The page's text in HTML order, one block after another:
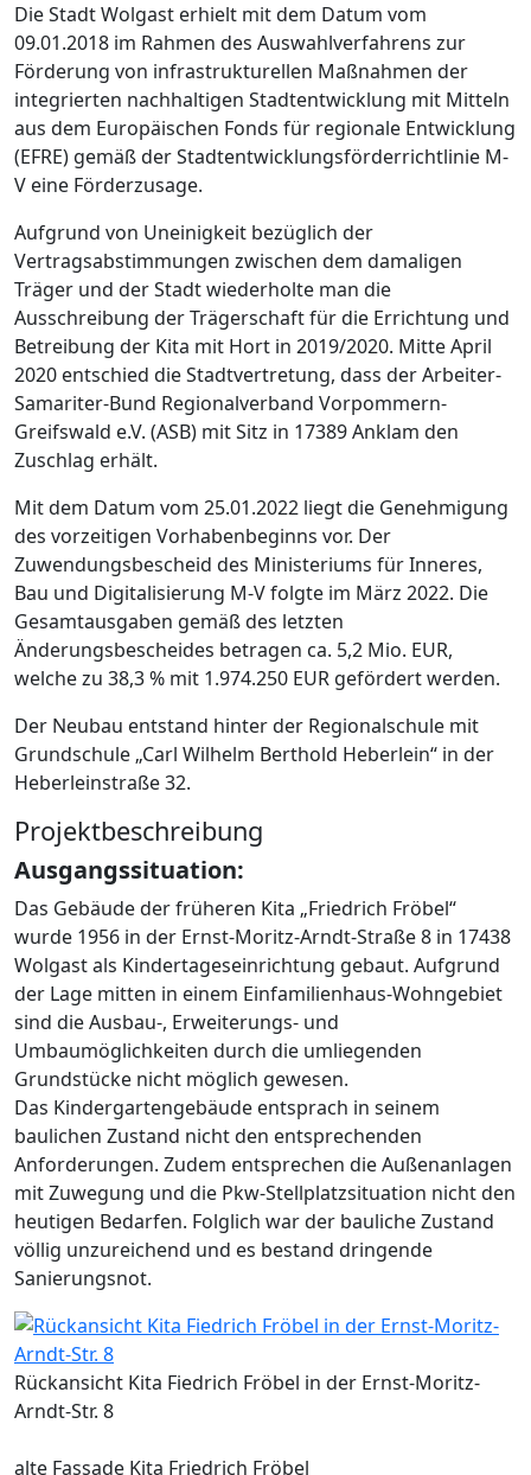
Die Stadt Wolgast erhielt mit dem Datum vom
09.01.2018 im Rahmen des Auswahlverfahrens zur
Förderung von infrastrukturellen Maßnahmen der
integrierten nachhaltigen Stadtentwicklung mit Mitteln
aus dem Europäischen Fonds für regionale Entwicklung
(EFRE) gemäß der Stadtentwicklungsförderrichtlinie M-
V eine Förderzusage.
Aufgrund von Uneinigkeit bezüglich der
Vertragsabstimmungen zwischen dem damaligen
Träger und der Stadt wiederholte man die
Ausschreibung der Trägerschaft für die Errichtung und
Betreibung der Kita mit Hort in 2019/2020. Mitte April
2020 entschied die Stadtvertretung, dass der Arbeiter-
Samariter-Bund Regionalverband Vorpommern-
Greifswald e.V. (ASB) mit Sitz in 17389 Anklam den
Zuschlag erhält.
Mit dem Datum vom 25.01.2022 liegt die Genehmigung
des vorzeitigen Vorhabenbeginns vor. Der
Zuwendungsbescheid des Ministeriums für Inneres,
Bau und Digitalisierung M-V folgte im März 2022. Die
Gesamtausgaben gemäß des letzten
Änderungsbescheides betragen ca. 5,2 Mio. EUR,
welche zu 38,3 % mit 1.974.250 EUR gefördert werden.
Der Neubau entstand hinter der Regionalschule mit
Grundschule „Carl Wilhelm Berthold Heberlein“ in der
Heberleinstraße 32.
Projektbeschreibung
Ausgangssituation:
Das Gebäude der früheren Kita „Friedrich Fröbel“
wurde 1956 in der Ernst-Moritz-Arndt-Straße 8 in 17438
Wolgast als Kindertageseinrichtung gebaut. Aufgrund
der Lage mitten in einem Einfamilienhaus-Wohngebiet
sind die Ausbau-, Erweiterungs- und
Umbaumöglichkeiten durch die umliegenden
Grundstücke nicht möglich gewesen.
Das Kindergartengebäude entsprach in seinem
baulichen Zustand nicht den entsprechenden
Anforderungen. Zudem entsprechen die Außenanlagen
mit Zuwegung und die Pkw-Stellplatzsituation nicht den
heutigen Bedarfen. Folglich war der bauliche Zustand
völlig unzureichend und es bestand dringende
Sanierungsnot.
Rückansicht Kita Fiedrich Fröbel in der Ernst-Moritz-
Arndt-Str. 8
alte Fassade Kita Friedrich Fröbel